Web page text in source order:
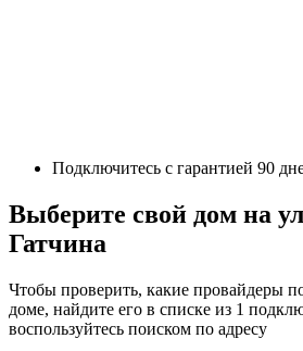
Подключитесь с гарантией 90
Выберите свой дом на
Гатчина
Чтобы проверить, какие провайдеры
доме, найдите его в списке из 1
воспользуйтесь поиском по адресу